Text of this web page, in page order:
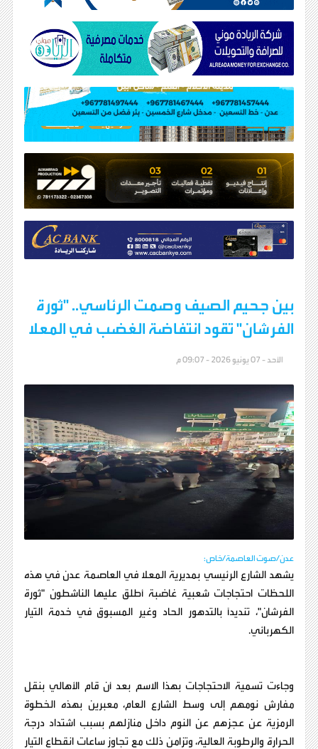
بين جحيم الصيف وصمت الرئاسي.. "ثورة
الفرشان" تقود انتفاضة الغضب في المعلا
الأحد - 07 يونيو 2026 - 09:07 م
عدن/صوت العاصمة/خاص:
يشهد الشارع الرئيسي بمديرية المعلا في العاصمة عدن في هذه
اللحظات احتجاجات شعبية غاضبة أطلق عليها الناشطون "ثورة
الفرشان"، تنديداً بالتدهور الحاد وغير المسبوق في خدمة التيار
الكهربائي.
وجاءت تسمية الاحتجاجات بهذا الاسم بعد أن قام الأهالي بنقل
مفارش نومهم إلى وسط الشارع العام، معبرين بهذه الخطوة
الرمزية عن عجزهم عن النوم داخل منازلهم بسبب اشتداد درجة
الحرارة والرطوبة العالية، وتزامن ذلك مع تجاوز ساعات انقطاع التيار